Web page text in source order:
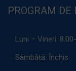
PROGRAM DE
Luni – Vineri:
Sâmbătă: Închis